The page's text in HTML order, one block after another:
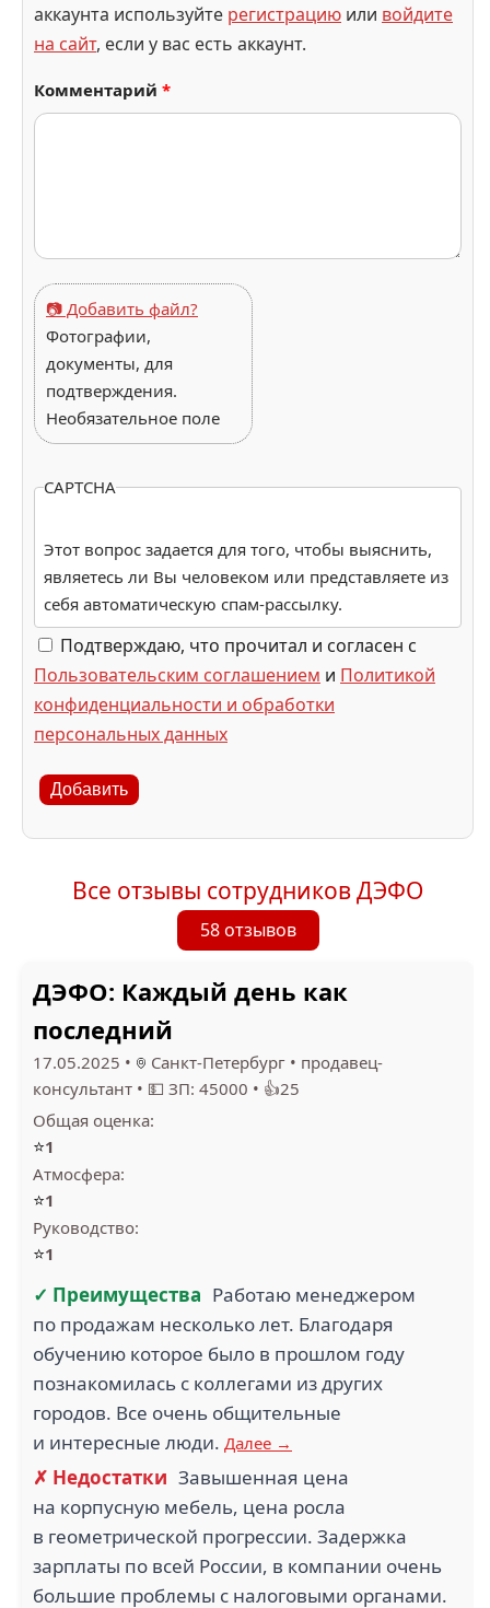
аккаунта используйте регистрацию или войдите
на сайт, если у вас есть аккаунт.
Комментарий *
📷 Добавить файл?
Фотографии,
документы, для
подтверждения.
Необязательное поле
CAPTCHA
Этот вопрос задается для того, чтобы выяснить,
являетесь ли Вы человеком или представляете из
себя автоматическую спам-рассылку.
Подтверждаю, что прочитал и согласен с
Пользовательским соглашением и Политикой
конфиденциальности и обработки
персональных данных
Добавить
Все отзывы сотрудников ДЭФО
58 отзывов
ДЭФО: Каждый день как
последний
17.05.2025 • Санкт-Петербург • продавец-
консультант • 💵 ЗП: 45000 • 👍25
Общая оценка:
⭐1
Атмосфера:
⭐1
Руководство:
⭐1
✓ Преимущества Работаю менеджером
по продажам несколько лет. Благодаря
обучению которое было в прошлом году
познакомилась с коллегами из других
городов. Все очень общительные
и интересные люди. Далее →
✗ Недостатки Завышенная цена
на корпусную мебель, цена росла
в геометрической прогрессии. Задержка
зарплаты по всей России, в компании очень
большие проблемы с налоговыми органами.